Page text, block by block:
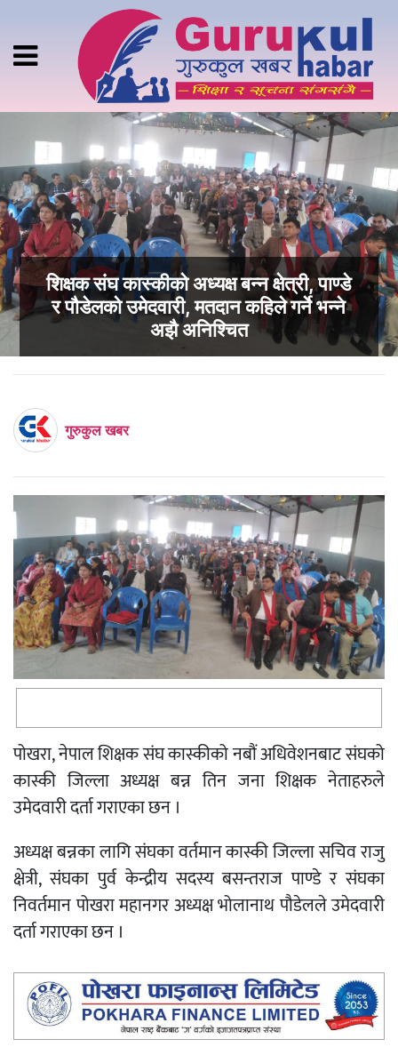
शिक्षक संघ कास्कीको अध्यक्ष बन्न क्षेत्री, पाण्डे
र पौडेलको उमेदवारी, मतदान कहिले गर्ने भन्ने
अझै अनिश्चित
गुरुकुल खबर
पोखरा, नेपाल शिक्षक संघ कास्कीको नबौं अधिवेशनबाट संघको
कास्की जिल्ला अध्यक्ष बन्न तिन जना शिक्षक नेताहरुले
उमेदवारी दर्ता गराएका छन ।
अध्यक्ष बन्नका लागि संघका वर्तमान कास्की जिल्ला सचिव राजु
क्षेत्री, संघका पुर्व केन्द्रीय सदस्य बसन्तराज पाण्डे र संघका
निवर्तमान पोखरा महानगर अध्यक्ष भोलानाथ पौडेलले उमेदवारी
दर्ता गराएका छन ।